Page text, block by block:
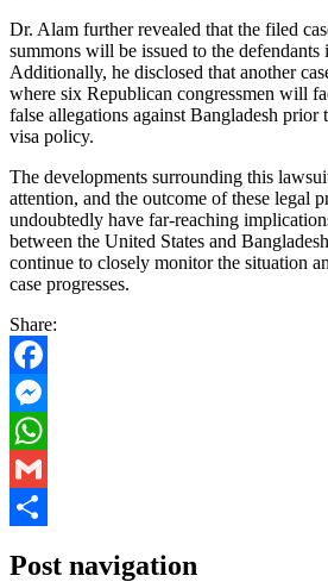
Dr. Alam further revealed that the filed
summons will be issued to the defendants
Additionally, he disclosed that another
where six Republican congressmen will
false allegations against Bangladesh
visa policy.
The developments surrounding this
attention, and the outcome of these legal
undoubtedly have far-reaching
between the United States and
continue to closely monitor the situation
case progresses.
Share:
Facebook
Messenger
WhatsApp
Gmail
Post navigation